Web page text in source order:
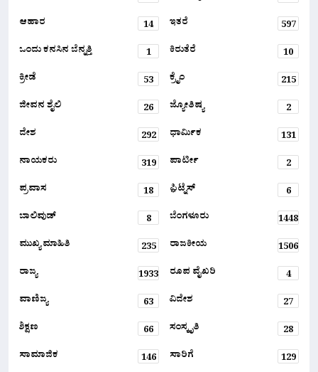
ಆಹಾರ
14 ಇತರೆ
597
ಒಂದು ಕನಸಿನ ಬೆನ್ನತ್ತಿ
1 ಕಿರುತೆರೆ
10
ಕ್ರೀಡೆ
53 ಕ್ರೈಂ
215
ಜೀವನ ಶೈಲಿ
26 ಜ್ಯೋತಿಷ್ಯ
2
ದೇಶ
292 ಧಾರ್ಮಿಕ
131
ನಾಯಕರು
319 ಪಾರ್ಟೀ
2
ಪ್ರವಾಸ
18 ಫ಼ಿಟ್ನೆಸ್
6
ಬಾಲಿವುಡ್
8 ಬೆಂಗಳೂರು
1448
ಮುಖ್ಯ ಮಾಹಿತಿ
235 ರಾಜಕೀಯ
1506
ರಾಜ್ಯ
1933 ರೂಪ ವೈಖರಿ
4
ವಾಣಿಜ್ಯ
63 ವಿದೇಶ
27
ಶಿಕ್ಷಣ
66 ಸಂಸ್ಕೃತಿ
28
ಸಾಮಾಜಿಕ
146 ಸಾರಿಗೆ
129